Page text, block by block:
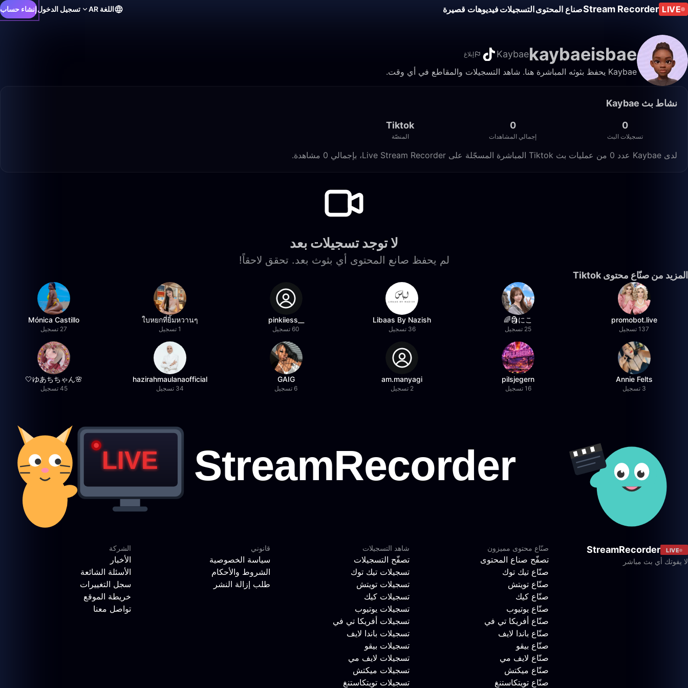
LIVE
Stream Recorderصناع المحتوىالتسجيلاتفيديوهات قصيرة اللغة AR تسجيل الدخولإنشاء حساب
kaybaeisbae
Kaybae إبلاغ
Kaybae يحفظ بثوثه المباشرة هنا. شاهد التسجيلات والمقاطع في أي وقت.
نشاط بث Kaybae
0
تسجيلات البث
0
إجمالي المشاهدات
Tiktok
المنصّة
لدى Kaybae عدد 0 من عمليات بث Tiktok المباشرة المسجّلة على Live Stream Recorder، بإجمالي 0 مشاهدة.
لا توجد تسجيلات بعد
لم يحفظ صانع المحتوى أي بثوث بعد. تحقق لاحقاً!
المزيد من صنّاع محتوى Tiktok
promobot.live
137 تسجيل
にこ🗿🌈
25 تسجيل
Libaas By Nazish
36 تسجيل 60 تسجيل
ใบหยกที่ยิ้มหวานๆ
1 تسجيل
Mónica Castillo
27 تسجيل
Annie Felts
3 تسجيل
pilsjegern
16 تسجيل
am.manyagi
2 تسجيل
GAIG
6 تسجيل
hazirahmaulanaofficial
34 تسجيل
🌸ゆあちちゃん🤍
45 تسجيل
LIVE
StreamRecorder
لا يفوتك أي بث مباشر
صنّاع محتوى مميزون
تصفّح صناع المحتوى
صنّاع تيك توك
صنّاع تويتش
صنّاع كيك
صنّاع يوتيوب
صنّاع أفريكا تي في
صنّاع باندا لايف
صنّاع بيقو
صنّاع لايف مي
صنّاع ميكتش
صنّاع تويتكاستنغ
شاهد التسجيلات
تصفّح التسجيلات
تسجيلات تيك توك
تسجيلات تويتش
تسجيلات كيك
تسجيلات يوتيوب
تسجيلات أفريكا تي في
تسجيلات باندا لايف
تسجيلات بيقو
تسجيلات لايف مي
تسجيلات ميكتش
تسجيلات تويتكاستنغ
قانوني
سياسة الخصوصية
الشروط والأحكام
طلب إزالة النشر
الشركة
الأخبار
الأسئلة الشائعة
سجل التغييرات
خريطة الموقع
تواصل معنا